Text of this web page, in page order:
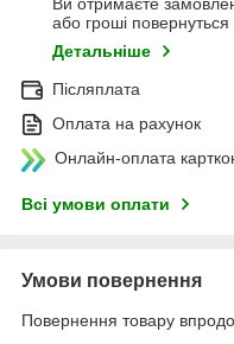
Ви отримаєте
або гроші
Детальніше
Післяплата
Оплата на рахунок
Онлайн-оплата
Всі умови оплати
Умови повернення
Повернення товару